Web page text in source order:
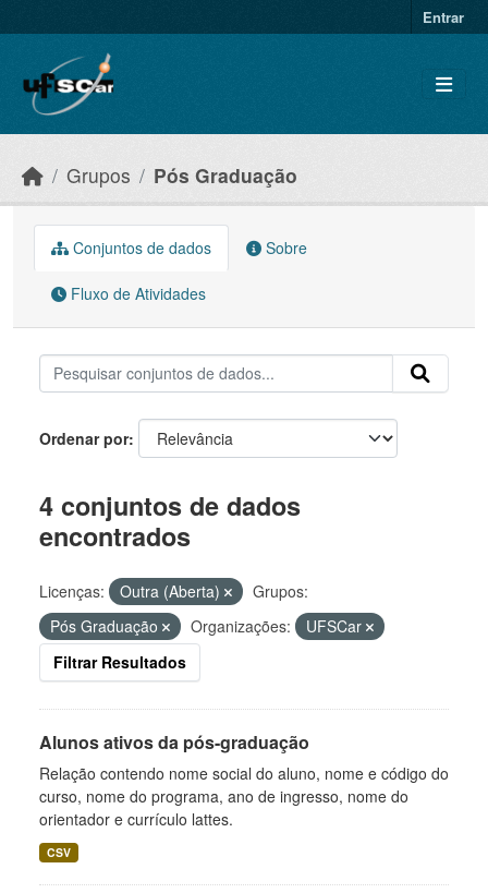
Entrar
Grupos Pós Graduação
Conjuntos de dados Sobre
Fluxo de Atividades
Ordenar por
4 conjuntos de dados
encontrados
Licenças: Outra (Aberta)
Grupos:
Pós Graduação
Organizações:
UFSCar
Filtrar Resultados
Alunos ativos da pós-graduação
Relação contendo nome social do aluno, nome e código do
curso, nome do programa, ano de ingresso, nome do
orientador e currículo lattes.
CSV